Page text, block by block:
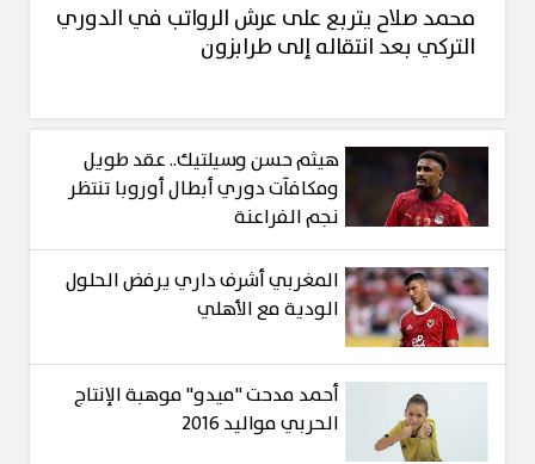
محمد صلاح يتربع على عرش الرواتب في الدوري
التركي بعد انتقاله إلى طرابزون
هيثم حسن وسيلتيك.. عقد طويل
ومكافآت دوري أبطال أوروبا تنتظر
نجم الفراعنة
المغربي أشرف داري يرفض الحلول
الودية مع الأهلي
أحمد مدحت "ميدو" موهبة الإنتاج
الحربي مواليد 2016